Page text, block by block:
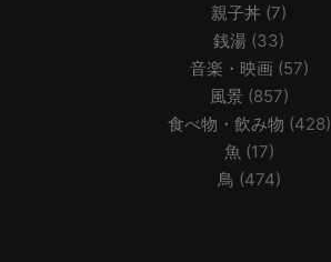
親子丼 (7)
銭湯 (33)
音楽・映画 (57)
風景(857)
食べ物・飲み物 (428)
魚 (17)
鳥 (474)